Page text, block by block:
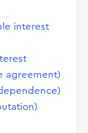
interest
agreement)